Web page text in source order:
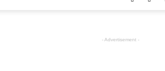
- Advertisement -